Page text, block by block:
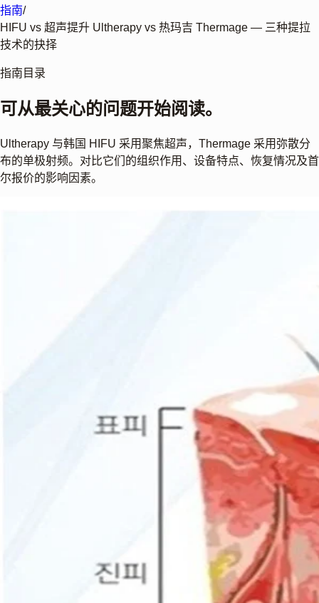
指南/
HIFU vs 超声提升 Ultherapy vs 热玛吉 Thermage — 三种提拉
技术的抉择
指南目录
可从最关心的问题开始阅读。
Ultherapy 与韩国 HIFU 采用聚焦超声，Thermage 采用弥散分
布的单极射频。对比它们的组织作用、设备特点、恢复情况及首
尔报价的影响因素。